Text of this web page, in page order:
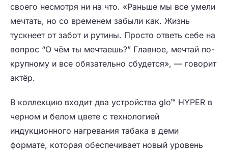
своего несмотря ни на что. «Раньше мы все умели
мечтать, но со временем забыли как. Жизнь
тускнеет от забот и рутины. Просто ответь себе на
вопрос “О чём ты мечтаешь?” Главное, мечтай по-
крупному и все обязательно сбудется», — говорит
актёр.
В коллекцию входит два устройства glo™ HYPER в
черном и белом цвете с технологией
индукционного нагревания табака в деми
формате, которая обеспечивает новый уровень